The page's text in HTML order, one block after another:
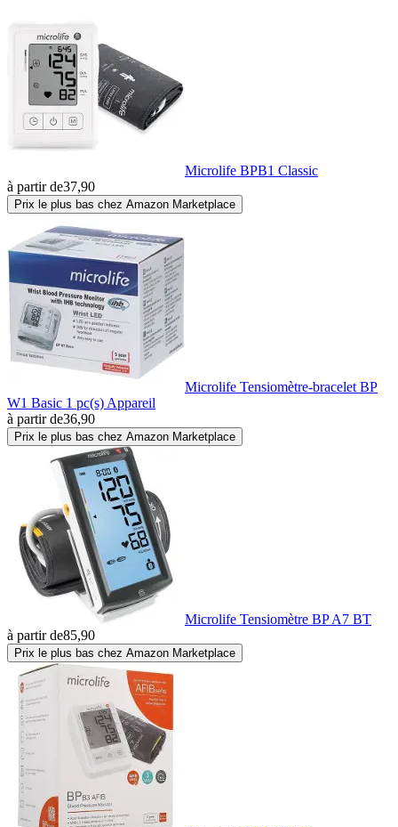
Microlife BPB1 Classic
à partir de37,90
Prix le plus bas chez Amazon Marketplace
Microlife Tensiomètre-bracelet BP
W1 Basic 1 pc(s) Appareil
à partir de36,90
Prix le plus bas chez Amazon Marketplace
Microlife Tensiomètre BP A7 BT
à partir de85,90
Prix le plus bas chez Amazon Marketplace